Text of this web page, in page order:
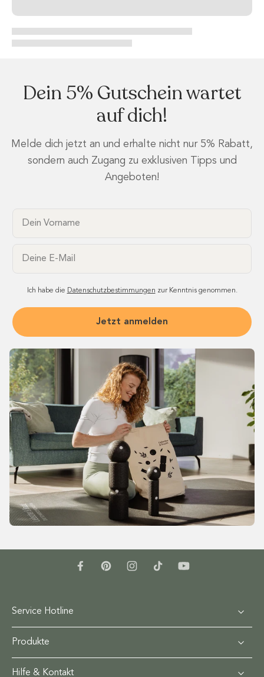
Dein 5% Gutschein wartet
auf dich!
Melde dich jetzt an und erhalte nicht nur 5% Rabatt,
sondern auch Zugang zu exklusiven Tipps und
Angeboten!
Ich habe die Datenschutzbestimmungen zur Kenntnis genommen.
Jetzt anmelden
Service Hotline
Produkte
Hilfe & Kontakt